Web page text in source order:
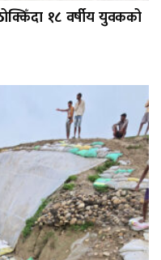
१८ वर्षीय युवकको